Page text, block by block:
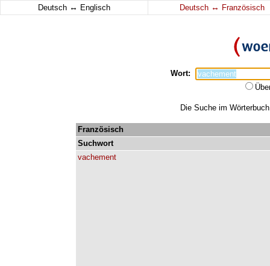
Deutsch ↔ Englisch Deutsch ↔ Französisch
Wort:
Die Suche im
Französisch
Suchwort
vachement